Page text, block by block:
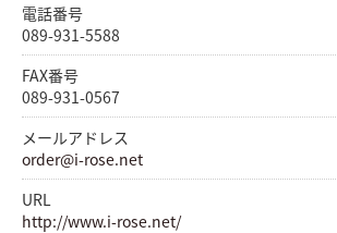
電話番号
089-931-5588
FAX番号
089-931-0567
メールアドレス
order@i-rose.net
URL
http://www.i-rose.net/